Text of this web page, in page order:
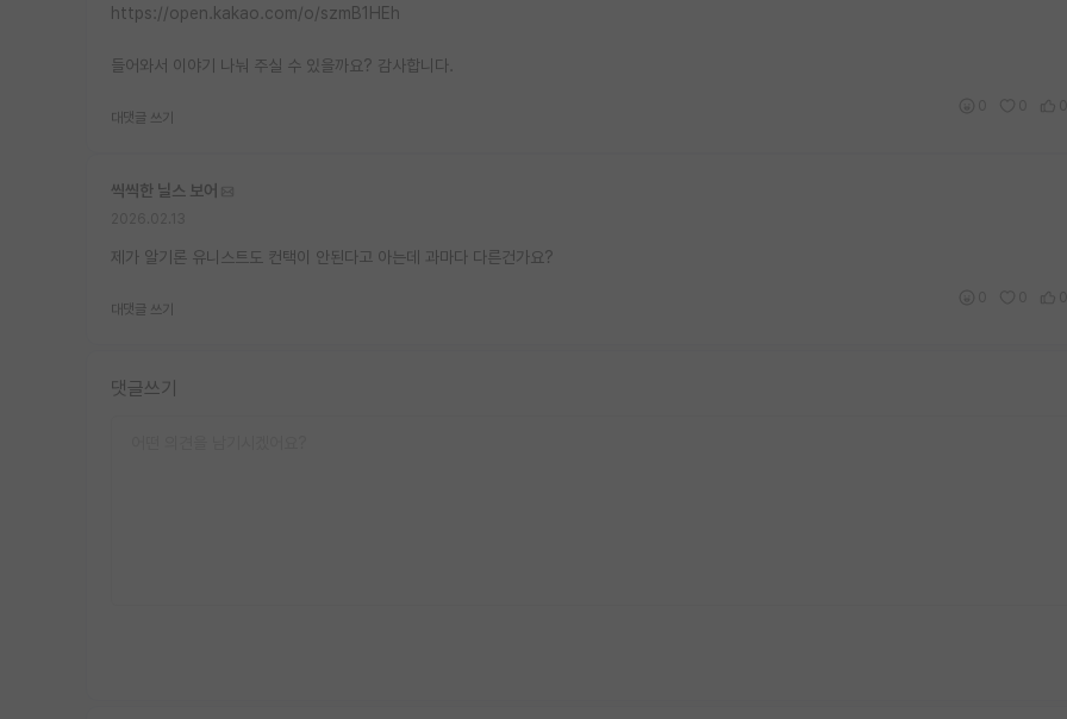
https://open.kakao.com/o/szmB1HEh
들어와서 이야기 나눠 주실 수 있을까요? 감사합니다.
대댓글 쓰기
씩씩한 닐스 보어
제가 알기론 유니스트도 컨택이 안된다고 아는데 과마다 다른건가요?
대댓글 쓰기
댓글쓰기